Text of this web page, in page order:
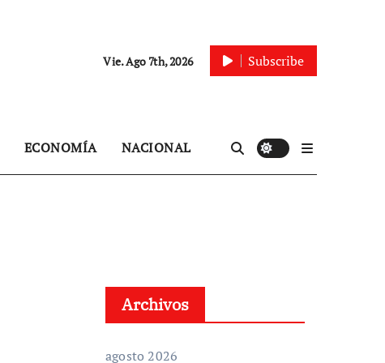
Vie. Ago 7th, 2026 Subscribe
ECONOMÍA NACIONAL
Archivos
agosto 2026